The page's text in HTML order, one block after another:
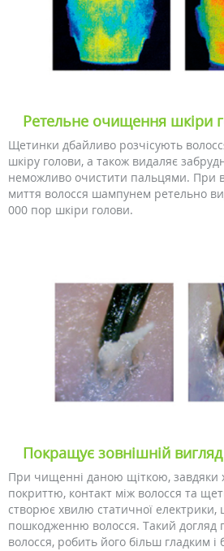
Ретельне очищення шкіри
Щетинки дбайливо розчісують
шкіру голови, а також видаляє
неможливо очистити пальцями. При
миття волосся шампунем ретельно
000 пор шкіри голови.
Покращує зовнішній
При чищенні даною щіткою, завдяки
покриттю, контакт між волосся та
створює хвилю статичної електрики,
пошкодженню волосся. Такий догляд
волосся, робить його більш гладким і